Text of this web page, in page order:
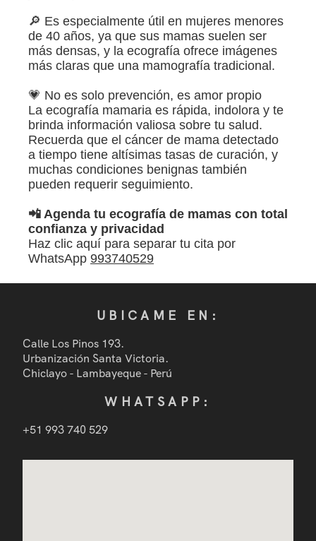
Productos
Blog
Eventos
Contáctame
🔎 Es especialmente útil en mujeres menores
de 40 años, ya que sus mamas suelen ser
más densas, y la ecografía ofrece imágenes
más claras que una mamografía tradicional.
💗 No es solo prevención, es amor propio
La ecografía mamaria es rápida, indolora y te
brinda información valiosa sobre tu salud.
Recuerda que el cáncer de mama detectado
a tiempo tiene altísimas tasas de curación, y
muchas condiciones benignas también
pueden requerir seguimiento.
📲 Agenda tu ecografía de mamas con total
confianza y privacidad
Haz clic aquí para separar tu cita por
WhatsApp 993740529
UBICAME EN:
Calle Los Pinos 193.
Urbanización Santa Victoria.
Chiclayo - Lambayeque - Perú
WHATSAPP:
+51 993 740 529